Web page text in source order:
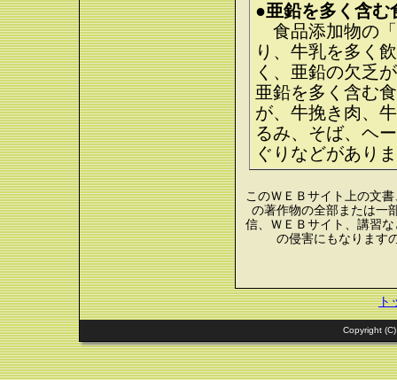
●亜鉛を多く含む
食品添加物の
り、牛乳を多く
く、亜鉛の欠乏
亜鉛を多く含む
が、牛挽き肉、
るみ、そば、ヘ
ぐりなどがあり
このＷＥＢサイト上の文
の著作物の全部または一
信、ＷＥＢサイト、講習
の侵害にもなります
ト
Copyright